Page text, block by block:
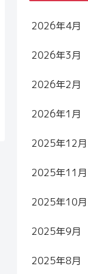
2026年4月
2026年3月
2026年2月
2026年1月
2025年12月
2025年11月
2025年10月
2025年9月
2025年8月